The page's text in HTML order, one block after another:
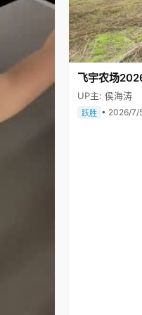
飞宇农场
UP主: 侯海涛
跃胜 • 2026/7/